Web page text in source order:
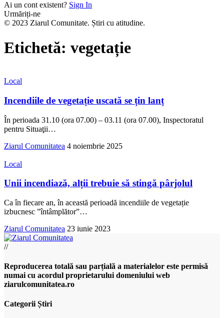
Ai un cont existent? Sign In
Urmăriți-ne
© 2023 Ziarul Comunitate. Știri cu atitudine.
Etichetă: vegetație
Local
Incendiile de vegetație uscată se țin lanț
În perioada 31.10 (ora 07.00) – 03.11 (ora 07.00), Inspectoratul
pentru Situaţii…
Ziarul Comunitatea 4 noiembrie 2025
Local
Unii incendiază, alții trebuie să stingă pârjolul
Ca în fiecare an, în această perioadă incendiile de vegetație
izbucnesc ”întâmplător”…
Ziarul Comunitatea 23 iunie 2023
//
Reproducerea totală sau parțială a materialelor este permisă
numai cu acordul proprietarului domeniului web
ziarulcomunitatea.ro
Categorii Știri